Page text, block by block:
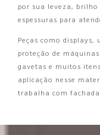
por sua leveza, brilho
espessuras para
Peças como
proteção de
gavetas e muitos
aplicação nesse
trabalha com